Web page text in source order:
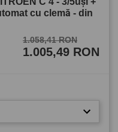
cu clemă - din
1.058,41 RON
1.005,49 RON